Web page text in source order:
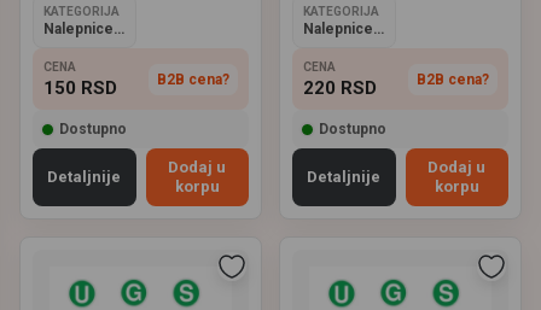
KATEGORIJA
Nalepnice i table
CENA
150 RSD B2B cena?
Dostupno
Detaljnije
Dodaj u
korpu
KATEGORIJA
Nalepnice i table
CENA
220 RSD B2B cena?
Dostupno
Detaljnije
Dodaj u
korpu